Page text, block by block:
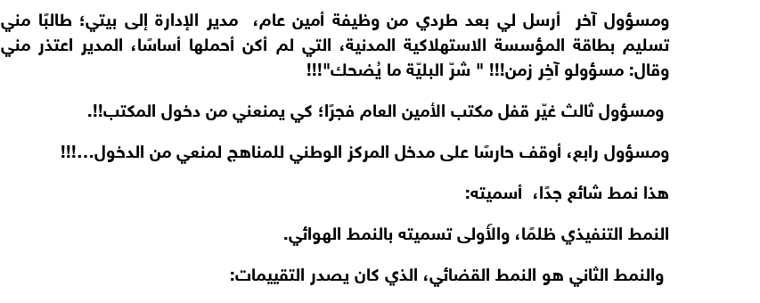
ومسؤول آخر أرسل لي بعد طردي من وظيفة أمين عام، مدير الإدارة إلى بيتي؛ طالبًا مني
تسليم بطاقة المؤسسة الاستهلاكية المدنية، التي لم أكن أحملها أساسًا، المدير اعتذر مني
وقال: مسؤولو آخِر زمن!!! " شرّ البليّة ما يُضحك"!!!
ومسؤول ثالث غيّر قفل مكتب الأمين العام فجرًا؛ كي يمنعني من دخول المكتب!!.
ومسؤول رابع، أوقف حارسًا على مدخل المركز الوطني للمناهج لمنعي من الدخول…!!!
هذا نمط شائع جدًا، أسميته:
النمط التنفيذي ظلمًا، والأَولى تسميته بالنمط الهوائي.
والنمط الثاني هو النمط القضائي، الذي كان يصدر التقييمات: